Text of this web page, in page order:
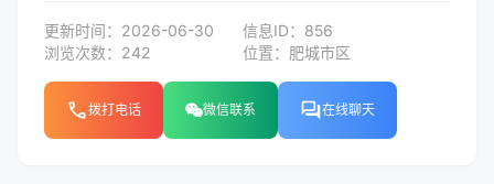
更新时间：2026-06-30
信息ID：856
浏览次数：242
位置：肥城市区
phone拨打电话 微信联系 forum在线聊天